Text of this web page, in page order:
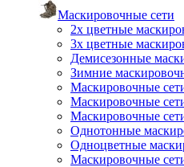
Маскировочные сети
2х цветные
3х цветные
Демисезонные
Зимние
Маскировочные
Маскировочные
Маскировочные
Однотонные
Одноцветные
Маскировочные